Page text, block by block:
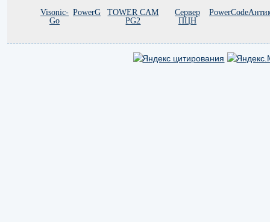
Visonic-
Go
PowerG
TOWER CAM
PG2
Сервер
ПЦН
PowerCode